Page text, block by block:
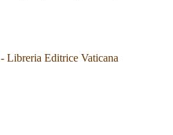
Libreria Editrice Vaticana